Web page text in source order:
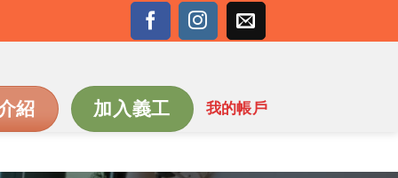
紹 加入義工 我的帳戶